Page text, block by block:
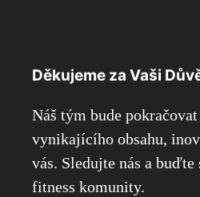
Děkujeme za Vaši
Náš tým bude
vynikajícího obsahu,
vás. Sledujte nás a buďte
fitness komunity.